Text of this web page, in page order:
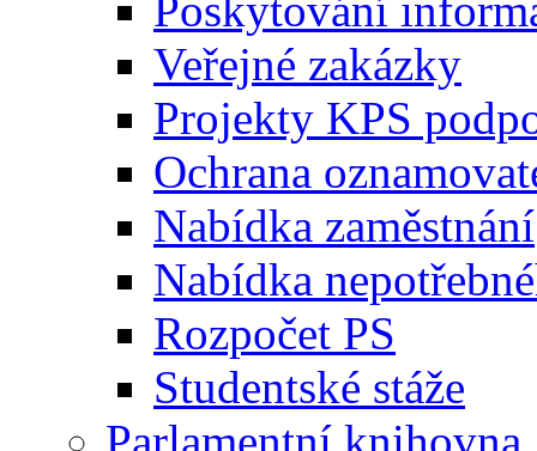
Veřejné zakázky
Projekty KPS
Ochrana
Nabídka zaměstnání
Nabídka
Rozpočet PS
Studentské stáže
Parlamentní knihovna